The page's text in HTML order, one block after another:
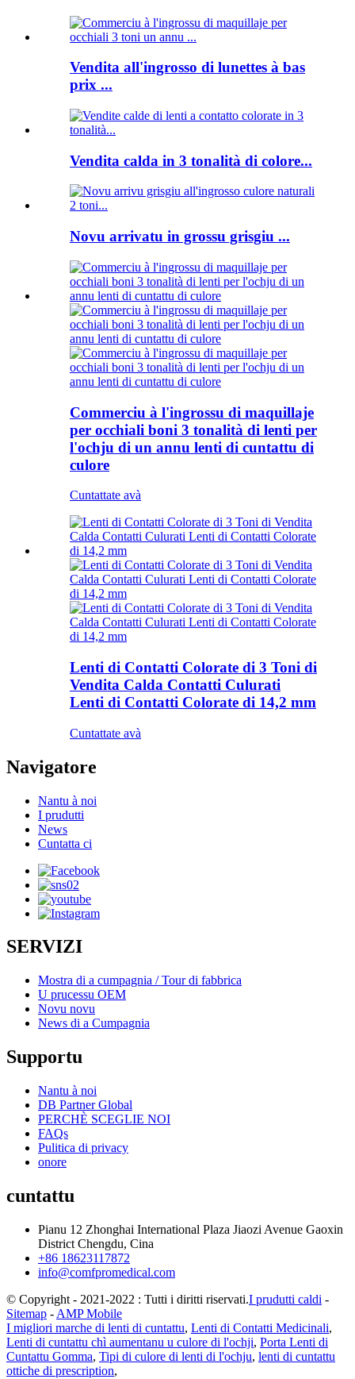
Vendita all'ingrosso di lunettes à bas
prix ...
Vendita calda in 3 tonalità di colore...
Novu arrivatu in grossu grisgiu ...
Commerciu à l'ingrossu di maquillaje
per occhiali boni 3 tonalità di lenti per
l'ochju di un annu lenti di cuntattu di
culore
Cuntattate avà
Lenti di Contatti Colorate di 3 Toni di
Vendita Calda Contatti Culurati
Lenti di Contatti Colorate di 14,2 mm
Cuntattate avà
Navigatore
Nantu à noi
I prudutti
News
Cuntatta ci
SERVIZI
Mostra di a cumpagnia / Tour di fabbrica
U prucessu OEM
Novu novu
News di a Cumpagnia
Supportu
Nantu à noi
DB Partner Global
PERCHÈ SCEGLIE NOI
FAQs
Pulitica di privacy
onore
cuntattu
Pianu 12 Zhonghai International Plaza Jiaozi Avenue Gaoxin
District Chengdu, Cina
+86 18623117872
info@comfpromedical.com
© Copyright - 2021-2022 : Tutti i diritti riservati.I prudutti caldi -
Sitemap - AMP Mobile
I migliori marche di lenti di cuntattu, Lenti di Contatti Medicinali,
Lenti di cuntattu chì aumentanu u culore di l'ochji, Porta Lenti di
Cuntattu Gomma, Tipi di culore di lenti di l'ochju, lenti di cuntattu
ottiche di prescription,